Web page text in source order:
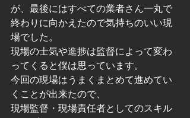
が、最後にはすべての業者さん一丸で
終わりに向かえたので気持ちのいい現
場でした。
現場の士気や進捗は監督によって変わ
ってくると僕は思っています。
今回の現場はうまくまとめて進めてい
くことが出来たので、
現場監督・現場責任者としてのスキル